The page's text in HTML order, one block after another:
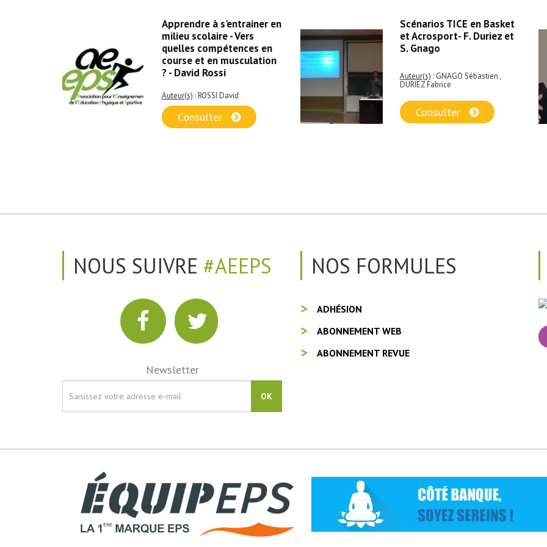
Apprendre à s'entrainer en
milieu scolaire - Vers
quelles compétences en
course et en musculation
? - David Rossi
Auteur(s) : ROSSI David
Consulter
Scénarios TICE en Basket
et Acrosport- F. Duriez et
S. Gnago
Auteur(s) : GNAGO Sébastien ,
DURIEZ Fabrice
Consulter
NOUS SUIVRE #AEEPS
Newsletter
OK
NOS FORMULES
ADHÉSION
ABONNEMENT WEB
ABONNEMENT REVUE